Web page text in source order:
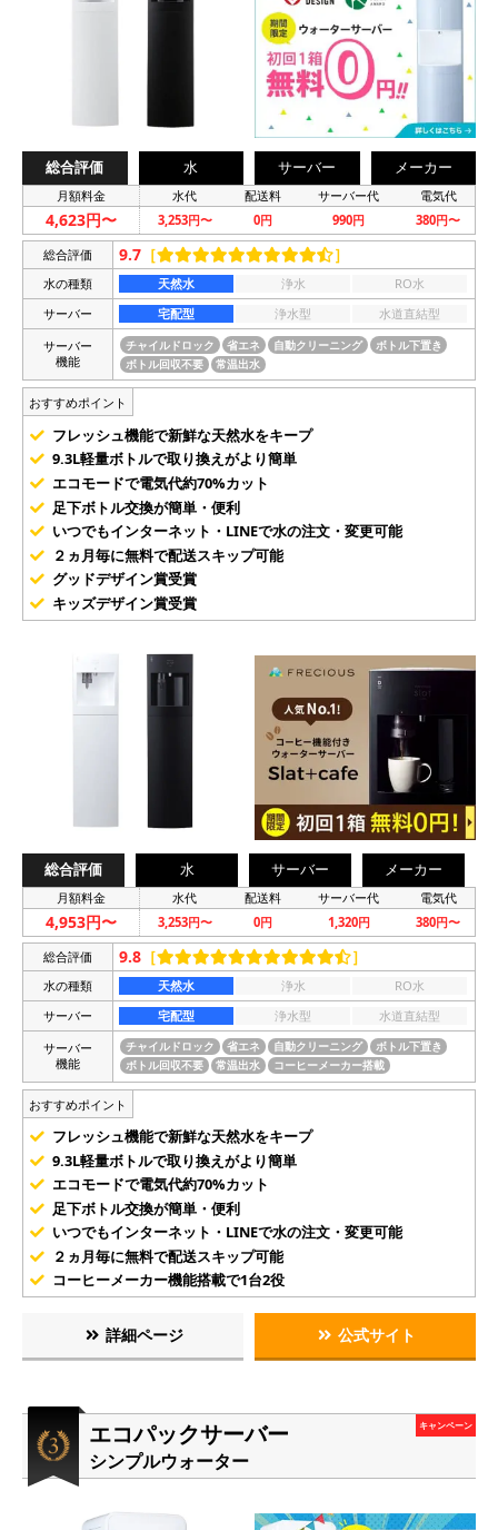
総合評価 水 サーバー メーカー
月額料金 水代 配送料 サーバー代 電気代
4,623円〜 3,253円〜 0円 990円 380円〜
総合評価 9.7 ［ ］
水の種類 天然水 浄水
RO水
サーバー
宅配型 浄水型
水道直結型
サーバー
機能
チャイルドロック 省エネ 自動クリーニング
ボトル下置き
ボトル回収不要
常温出水
おすすめポイント
フレッシュ機能で新鮮な天然水をキープ
9.3L軽量ボトルで取り換えがより簡単
エコモードで電気代約70%カット
足下ボトル交換が簡単・便利
いつでもインターネット・LINEで水の注文・変更可能
２ヵ月毎に無料で配送スキップ可能
グッドデザイン賞受賞
キッズデザイン賞受賞
総合評価 水 サーバー メーカー
月額料金 水代 配送料 サーバー代 電気代
4,953円〜 3,253円〜 0円 1,320円 380円〜
総合評価 9.8 ［ ］
水の種類 天然水 浄水
RO水
サーバー
宅配型 浄水型
水道直結型
サーバー
機能
チャイルドロック 省エネ 自動クリーニング
ボトル下置き
ボトル回収不要
常温出水 コーヒーメーカー搭載
おすすめポイント
フレッシュ機能で新鮮な天然水をキープ
9.3L軽量ボトルで取り換えがより簡単
エコモードで電気代約70%カット
足下ボトル交換が簡単・便利
いつでもインターネット・LINEで水の注文・変更可能
２ヵ月毎に無料で配送スキップ可能
コーヒーメーカー機能搭載で1台2役
詳細ページ 公式サイト
エコパックサーバー
シンプルウォーター
キャンペーン